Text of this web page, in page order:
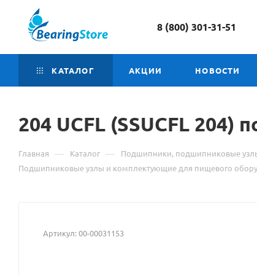
8 (800) 301-31-51
КАТАЛОГ АКЦИИ НОВОСТИ
204 UCFL (SSUCFL
Главная — Каталог — Подшипники, подшипниковые
Подшипниковые узлы и комплектующие для пищевого
Артикул:00-00031153